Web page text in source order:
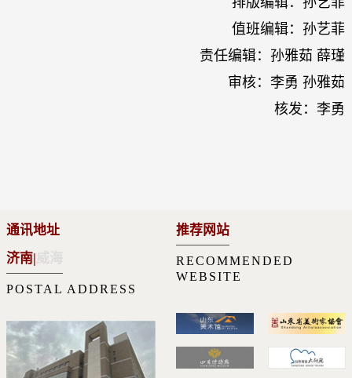
值班编辑：孙艺菲
责任编辑：孙雅茹 薛瑾
审核：李勇 孙雅茹
核发：李勇
通讯地址
济南|
POSTAL ADDRESS
推荐网站
RECOMMENDED
WEBSITE